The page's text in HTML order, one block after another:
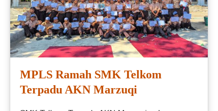
MPLS Ramah SMK Telkom
Terpadu AKN Marzuqi